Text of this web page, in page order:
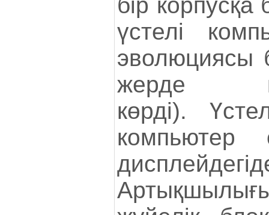
үстелі
эволюциясы
жерде
көрді).
компьютер